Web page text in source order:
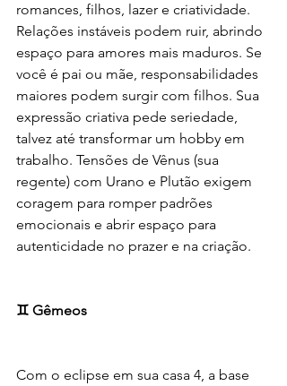
romances, filhos, lazer e criatividade.
Relações instáveis podem ruir, abrindo
espaço para amores mais maduros. Se
você é pai ou mãe, responsabilidades
maiores podem surgir com filhos. Sua
expressão criativa pede seriedade,
talvez até transformar um hobby em
trabalho. Tensões de Vênus (sua
regente) com Urano e Plutão exigem
coragem para romper padrões
emocionais e abrir espaço para
autenticidade no prazer e na criação.
♊ Gêmeos
Com o eclipse em sua casa 4, a base